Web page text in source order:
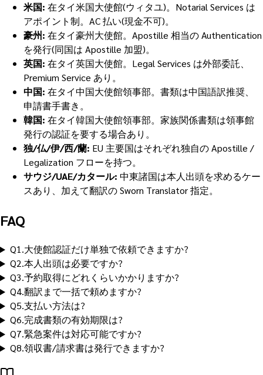
米国: 在タイ米国大使館(ウィタユ)。Notarial Services は
アポイント制。AC 払い(現金不可)。
豪州: 在タイ豪州大使館。Apostille 相当の Authentication
を発行(同国は Apostille 加盟)。
英国: 在タイ英国大使館。Legal Services は外部委託、
Premium Service あり。
中国: 在タイ中国大使館領事部。書類は中国語訳推奨、
申請書手書き。
韓国: 在タイ韓国大使館領事部。家族関係書類は領事館
発行の認証を要する場合あり。
独/仏/伊/西/蘭: EU 主要国はそれぞれ独自の Apostille /
Legalization フローを持つ。
サウジ/UAE/カタール: 中東諸国は本人出頭を求めるケー
スあり、加えて翻訳の Sworn Translator 指定。
FAQ
Q1.大使館認証だけ単独で依頼できますか?
Q2.本人出頭は必要ですか?
Q3.予約取得にどれくらいかかりますか?
Q4.翻訳まで一括で頼めますか?
Q5.支払い方法は?
Q6.完成書類の有効期限は?
Q7.緊急案件は対応可能ですか?
Q8.領収書/請求書は発行できますか?